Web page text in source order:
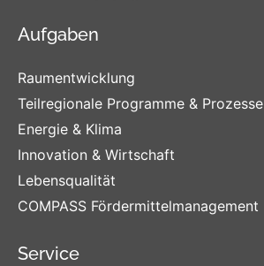
Aufgaben
Raumentwicklung
Teilregionale Programme & Prozesse
Energie & Klima
Innovation & Wirtschaft
Lebensqualität
COMPASS Fördermittelmanagement
Service